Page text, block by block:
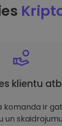
klientu
komanda ir
un